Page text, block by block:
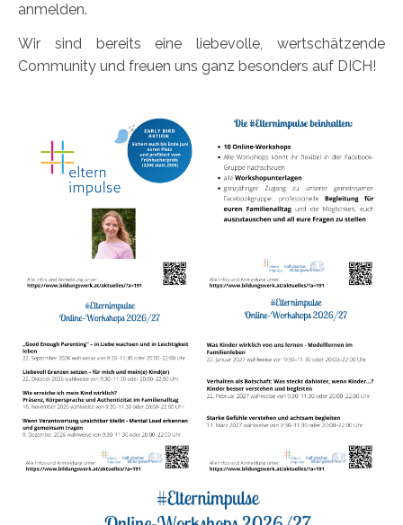
anmelden.
Wir sind bereits eine liebevolle, wertschätzende
Community und freuen uns ganz besonders auf DICH!